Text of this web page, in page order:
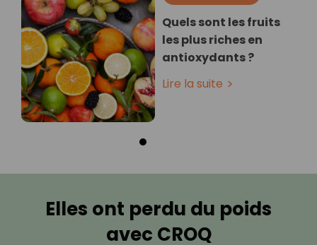
Quels sont les fruits
les plus riches en
antioxydants ?
Lire la suite
Elles ont perdu du poids
avec CROQ